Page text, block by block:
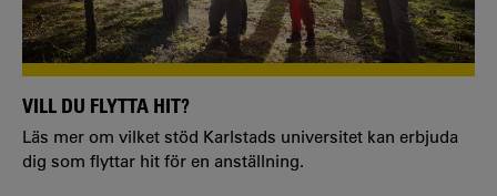
VILL DU FLYTTA HIT?
Läs mer om vilket stöd Karlstads universitet kan erbjuda
dig som flyttar hit för en anställning.